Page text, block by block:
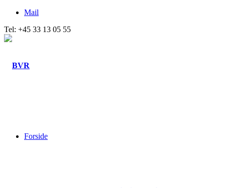
Mail
Tel: +45 33 13 05 55
Forside